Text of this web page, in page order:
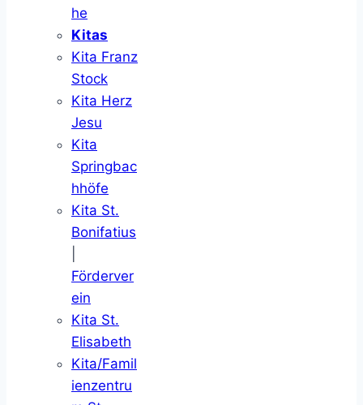
he
Kitas
Kita Franz
Stock
Kita Herz
Jesu
Kita
Springbac
hhöfe
Kita St.
Bonifatius
Förderver
ein
Kita St.
Elisabeth
Kita/Famil
ienzentru